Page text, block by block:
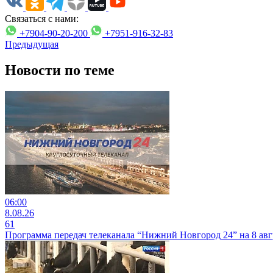
Связаться с нами:
+7904-90-20-200
+7951-916-32-83
Предыдущая
Новости по теме
06:00
8.08.26
61
Программа передач телеканала “Нижний Новгород 24” на 8